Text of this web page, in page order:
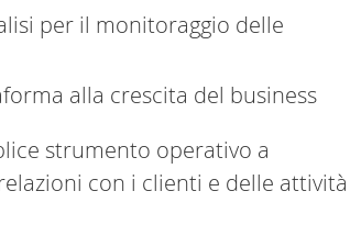
per il monitoraggio delle
alla crescita del business
strumento operativo a
con i clienti e delle attività